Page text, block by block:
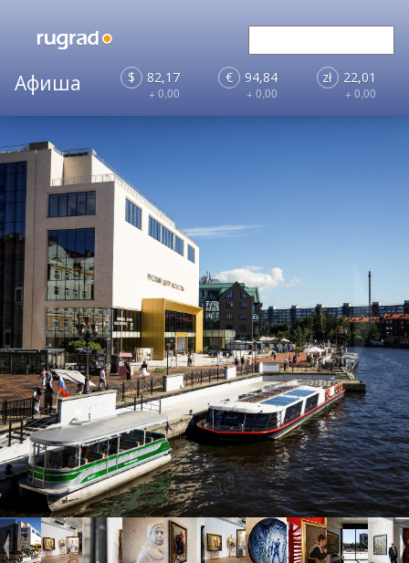
$ 82,17
+ 0,00
€ 94,84
+ 0,00
zł 22,01
+ 0,00